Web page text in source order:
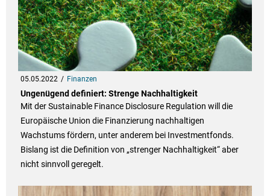
05.05.2022 Finanzen
Ungenügend definiert: Strenge Nachhaltigkeit
Mit der Sustainable Finance Disclosure Regulation will die
Europäische Union die Finanzierung nachhaltigen
Wachstums fördern, unter anderem bei Investmentfonds.
Bislang ist die Definition von „strenger Nachhaltigkeit“ aber
nicht sinnvoll geregelt.